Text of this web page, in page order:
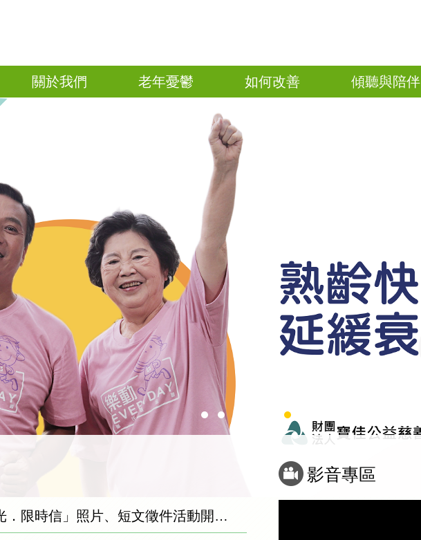
關於我們 老年憂鬱 如何改善 傾聽與陪伴
「跨拾光．限時信」照片、短文徵件活動開跑！分享生命中的精采故事，高額獎金與豐富獎品等你拿！
影音專區